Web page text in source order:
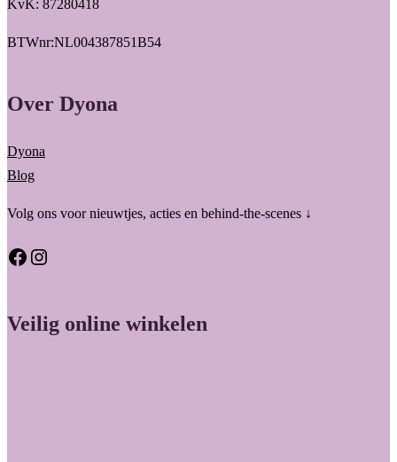
KvK: 87280418
BTWnr:NL004387851B54
Over Dyona
Dyona
Blog
Volg ons voor nieuwtjes, acties en behind-the-scenes ↓
Facebook Instagram
Veilig online winkelen